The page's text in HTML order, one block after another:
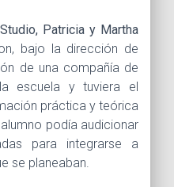
Patricia y Martha
bajo la dirección de
de una compañía de
escuela y tuviera el
práctica y teórica
podía audicionar
para integrarse a
se planeaban.